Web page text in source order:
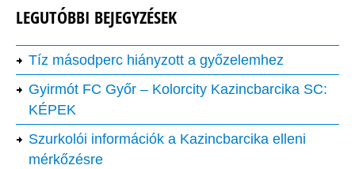
LEGUTÓBBI BEJEGYZÉSEK
Tíz másodperc hiányzott a győzelemhez
Gyirmót FC Győr – Kolorcity Kazincbarcika SC:
KÉPEK
Szurkolói információk a Kazincbarcika elleni
mérkőzésre